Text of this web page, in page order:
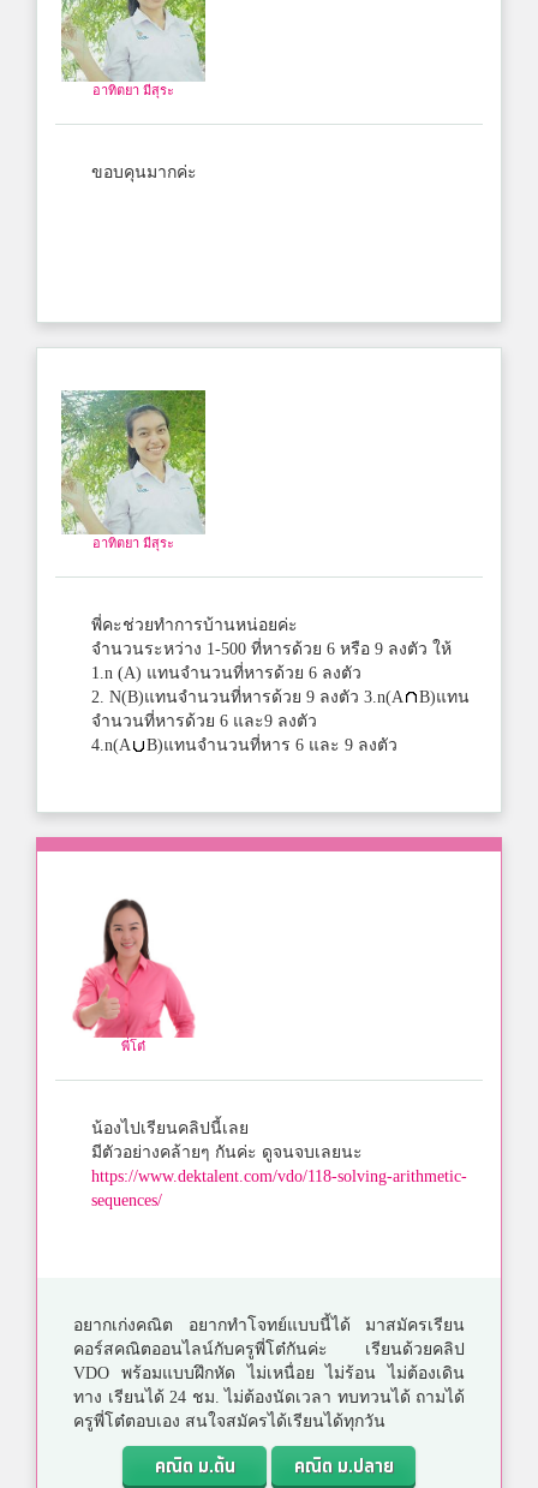
อาทิตยา มีสุระ
ขอบคุนมากค่ะ
อาทิตยา มีสุระ
พี่คะช่วยทำการบ้านหน่อยค่ะ
จำนวนระหว่าง 1-500 ที่หารด้วย 6 หรือ 9 ลงตัว ให้
1.n (A) แทนจำนวนที่หารด้วย 6 ลงตัว
2. N(B)แทนจำนวนที่หารด้วย 9 ลงตัว 3.n(A
B)แทน
จำนวนที่หารด้วย 6 และ9 ลงตัว
4.n(A
B)แทนจำนวนที่หาร 6 และ 9 ลงตัว
พี่โต๋
น้องไปเรียนคลิปนี้เลย
มีตัวอย่างคล้ายๆ กันค่ะ ดูจนจบเลยนะ
https://www.dektalent.com/vdo/118-solving-arithmetic-
sequences/
อยากเก่งคณิต อยากทำโจทย์แบบนี้ได้ มาสมัครเรียน
คอร์สคณิตออนไลน์กับครูพี่โต๋กันค่ะ เรียนด้วยคลิป
VDO พร้อมแบบฝึกหัด ไม่เหนื่อย ไม่ร้อน ไม่ต้องเดิน
ทาง เรียนได้ 24 ชม. ไม่ต้องนัดเวลา ทบทวนได้ ถามได้
ครูพี่โต๋ตอบเอง สนใจสมัครได้เรียนได้ทุกวัน
คณิต ม.ต้น คณิต ม.ปลาย